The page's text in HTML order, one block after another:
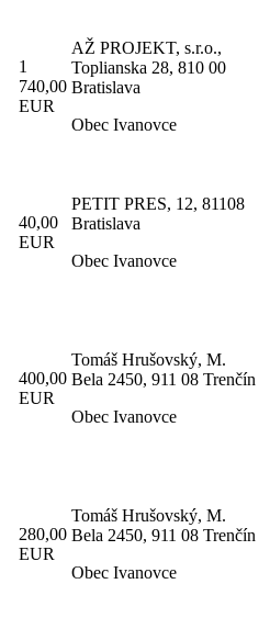
1
740,00
EUR
AŽ PROJEKT, s.r.o.,
Toplianska 28, 810 00
Bratislava
Obec Ivanovce
40,00
EUR
PETIT PRES, 12, 81108
Bratislava
Obec Ivanovce
400,00
EUR
Tomáš Hrušovský, M.
Bela 2450, 911 08 Trenčín
Obec Ivanovce
280,00
EUR
Tomáš Hrušovský, M.
Bela 2450, 911 08 Trenčín
Obec Ivanovce